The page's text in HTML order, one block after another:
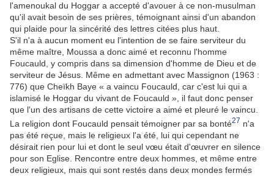
l'amenoukal du Hoggar a accepté d'avouer à ce non-musulman
qu'il avait besoin de ses prières, témoignant ainsi d'un abandon
qui plaide pour la sincérité des lettres citées plus haut.
S'il n'a à aucun moment eu l'intention de se faire serviteur du
même maître, Moussa a donc aimé et reconnu l'homme
Foucauld, y compris dans sa dimension d'homme de Dieu et de
serviteur de Jésus. Même en admettant avec Massignon (1963 :
776) que Cheïkh Baye « a vaincu Foucauld, car c'est lui qui a
islamisé le Hoggar du vivant de Foucauld », il faut donc penser
que l'un des artisans de cette victoire a aimé et pleuré le vaincu.
La religion dont Foucauld pensait témoigner par sa bonté27 n'a
pas été reçue, mais le religieux l'a été, lui qui cependant ne
désirait rien pour lui et dont le seul vœu était d'œuvrer en silence
pour son Eglise. Rencontre entre deux hommes, et même entre
deux religieux, mais qui sont restés dans deux mondes fermés